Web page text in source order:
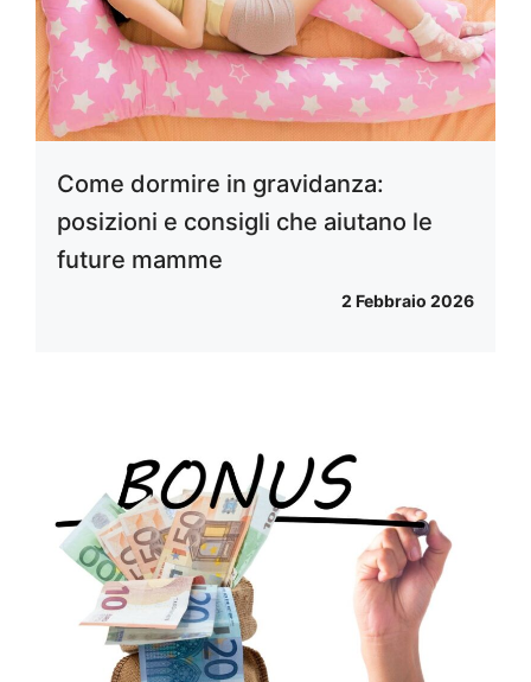
Come dormire in gravidanza:
posizioni e consigli che aiutano le
future mamme
2 Febbraio 2026